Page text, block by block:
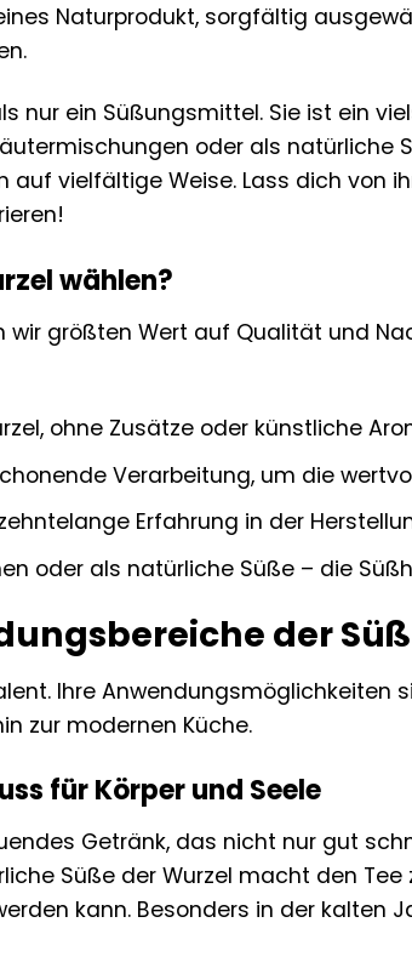
Naturprodukt, sorgfältig
nur ein Süßungsmittel. Sie ist ein
oder als natürliche
auf vielfältige Weise. Lass dich von
wählen?
wir größten Wert auf Qualität und
ohne Zusätze oder künstliche
Verarbeitung, um die
Erfahrung in der
oder als natürliche Süße – die
der
Ihre Anwendungsmöglichkeiten
zur modernen Küche.
für Körper und Seele
Getränk, das nicht nur gut
Süße der Wurzel macht den
kann. Besonders in der kalten